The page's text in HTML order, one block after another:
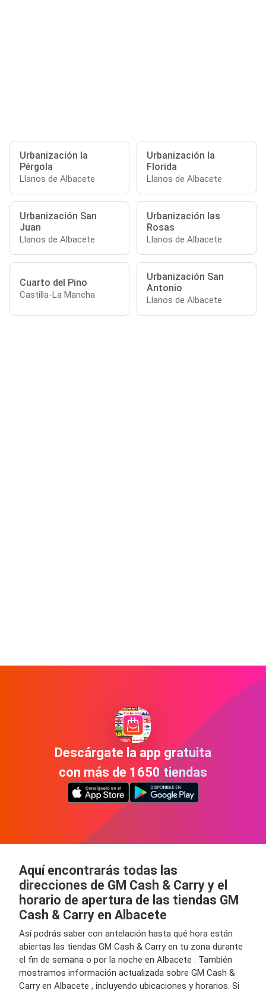
Urbanización la
Pérgola
Llanos de Albacete
Urbanización la
Florida
Llanos de Albacete
Urbanización San
Juan
Llanos de Albacete
Urbanización las
Rosas
Llanos de Albacete
Cuarto del Pino
Castilla-La Mancha
Urbanización San
Antonio
Llanos de Albacete
Descárgate la app gratuita
con más de 1650 tiendas
Aquí encontrarás todas las
direcciones de GM Cash & Carry y el
horario de apertura de las tiendas GM
Cash & Carry en Albacete
Así podrás saber con antelación hasta qué hora están
abiertas las tiendas GM Cash & Carry en tu zona durante
el fin de semana o por la noche en Albacete . También
mostramos información actualizada sobre GM Cash &
Carry en Albacete , incluyendo ubicaciones y horarios. Si